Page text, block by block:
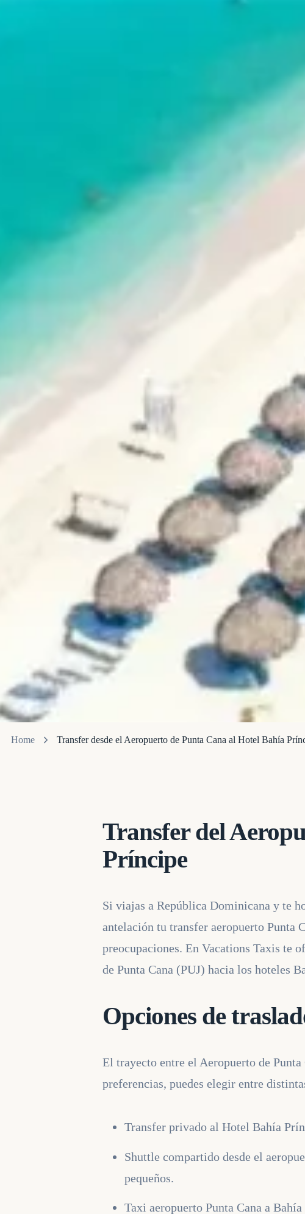
Home Transfer desde el Aeropuerto de Punta Cana al Hotel Bahía
Transfer del
Príncipe
Si viajas a República Dominicana y te
antelación tu transfer aeropuerto Punta
preocupaciones. En Vacations Taxis te
de Punta Cana (PUJ) hacia los hoteles
Opciones de
El trayecto entre el Aeropuerto de
preferencias, puedes elegir entre
Transfer privado al Hotel Bahía
Shuttle compartido desde el
pequeños.
Taxi aeropuerto Punta Cana a